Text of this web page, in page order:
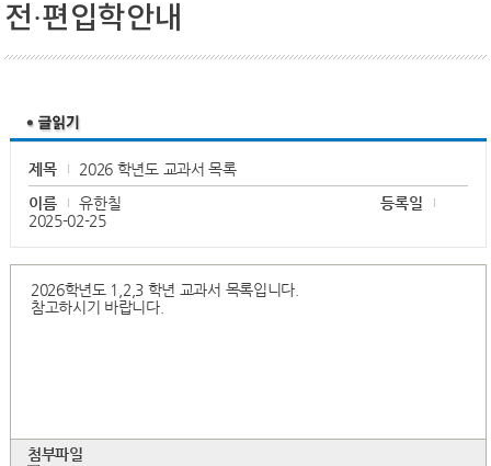
전·편입학안내
제목
2026 학년도 교과서 목록
이름
유한칠
등록일
2025-02-25
2026학년도 1,2,3 학년 교과서 목록입니다.
참고하시기 바랍니다.
첨부파일